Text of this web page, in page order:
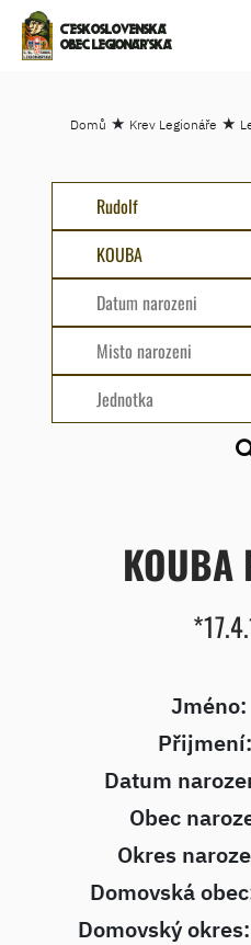
ČESKOSLOVENSKÁ
OBEC LEGIONÁŘSKÁ
Domů ★ Krev Legionáře ★
KOUBA
Jméno:
Přijmení:
Datum
Obec
Okres
Domovská
Domovský okres: